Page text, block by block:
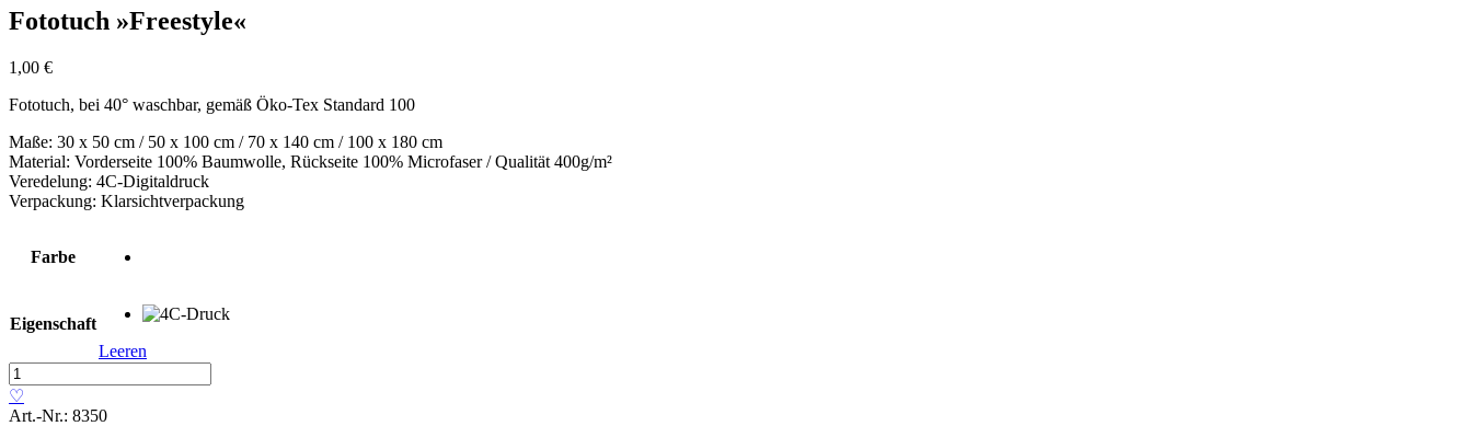
Fototuch »Freestyle«
1,00 €
Fototuch, bei 40° waschbar, gemäß Öko-Tex Standard 100
Maße: 30 x 50 cm / 50 x 100 cm / 70 x 140 cm / 100 x 180 cm
Material: Vorderseite 100% Baumwolle, Rückseite 100% Microfaser / Qualität 400g/m²
Veredelung: 4C-Digitaldruck
Verpackung: Klarsichtverpackung
Farbe
Eigenschaft
Leeren
Fototuch
»Freestyle«
Menge
♡
Art.-Nr.: 8350